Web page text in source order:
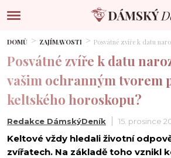
DOMŮ ZAJÍMAVOSTI Posvátné zvíře k datu
Posvátné zvíře k datu
vašim ochranným tvorem
keltského horoskopu?
Redakce DámskýDeník 15. prosince
Keltové vždy hledali životní
zvířatech. Na základě toho vznikl